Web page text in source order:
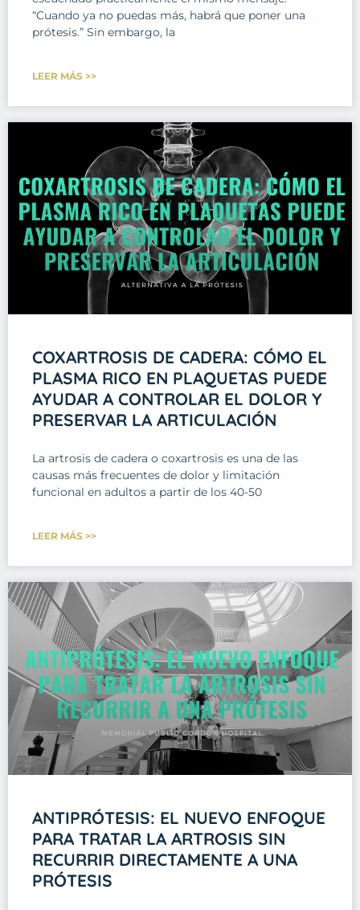
“Cuando ya no puedas más, habrá que poner una
prótesis.” Sin embargo, la
LEER MÁS >>
COXARTROSIS DE CADERA: CÓMO EL
PLASMA RICO EN PLAQUETAS PUEDE
AYUDAR A CONTROLAR EL DOLOR Y
PRESERVAR LA ARTICULACIÓN
La artrosis de cadera o coxartrosis es una de las
causas más frecuentes de dolor y limitación
funcional en adultos a partir de los 40-50
LEER MÁS >>
ANTIPRÓTESIS: EL NUEVO ENFOQUE
PARA TRATAR LA ARTROSIS SIN
RECURRIR DIRECTAMENTE A UNA
PRÓTESIS